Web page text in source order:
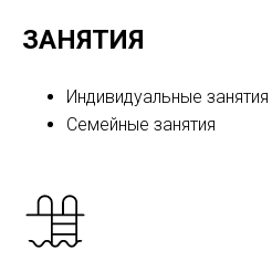
ЗАНЯТИЯ
Индивидуальные занятия
Семейные занятия